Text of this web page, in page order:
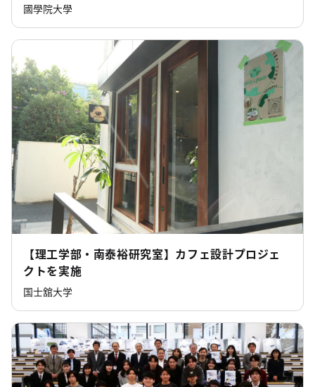
國學院大學
【理工学部・南泰裕研究室】カフェ設計プロジェ
クトを実施
国士舘大学